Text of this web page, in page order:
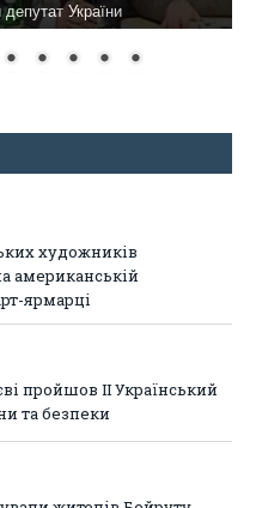
України
художників
американській
ярмарці
пройшов ІІ Український
та безпеки